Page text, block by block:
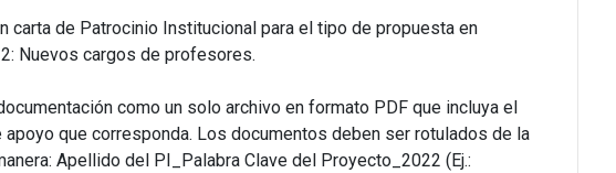
carta de Patrocinio Institucional para el tipo de propuesta en
Nuevos cargos de profesores.
como un solo archivo en formato PDF que incluya el
apoyo que corresponda. Los documentos deben ser rotulados de la
Apellido del PI_Palabra Clave del Proyecto_2022 (Ej.: